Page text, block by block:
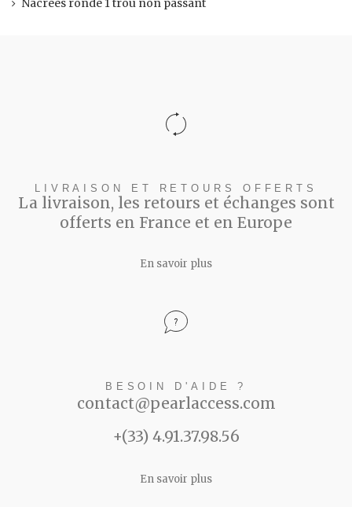
LIVRAISON ET RETOURS OFFERTS
La livraison, les retours et échanges sont
offerts en France et en Europe
En savoir plus
BESOIN D'AIDE ?
contact@pearlaccess.com
+(33) 4.91.37.98.56
En savoir plus